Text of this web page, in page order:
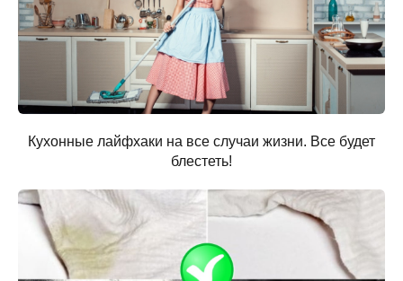
Кухонные лайфхаки на все случаи жизни. Все будет
блестеть!